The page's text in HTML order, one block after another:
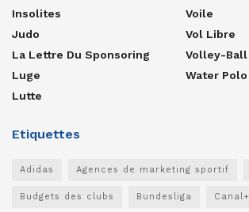
Insolites
Judo
La Lettre Du Sponsoring
Luge
Lutte
Voile
Vol Libre
Volley-Ball
Water Polo
Etiquettes
Adidas Agences de marketing sportif
Budgets des clubs Bundesliga Canal+